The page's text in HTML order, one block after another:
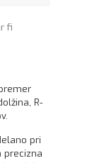
fi
R-
pri
precizna